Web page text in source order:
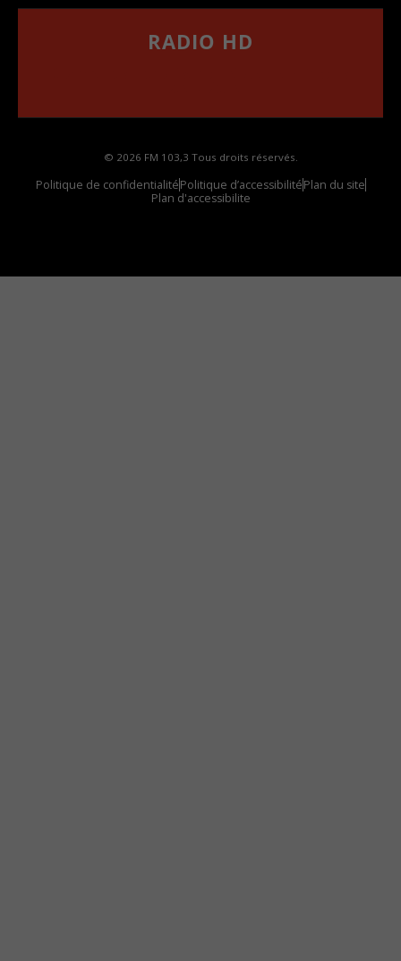
RADIO HD
© 2026 FM 103,3 Tous droits réservés.
Politique de confidentialitéPolitique d’accessibilitéPlan du site
Plan d'accessibilite